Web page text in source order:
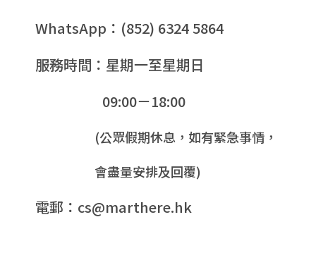
WhatsApp：(852) 6324 5864
服務時間：星期一至星期日
09:00－18:00
(公眾假期休息，如有緊急事情，
會盡量安排及回覆)
電郵：cs@marthere.hk